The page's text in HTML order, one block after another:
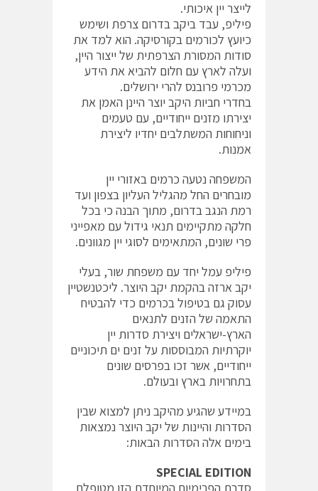
לייצר יין איכותי.
פיליפ, עבד ביקב בדרום צרפת ושימש
כיועץ לכורמים בקורסיקה. הוא למד את
סודות המסורת הצרפתית של ייצור היין,
ועלה לארץ עם חלום להביא את הידע
מכרמי פרובנס להרי ירושלים.
בחדרי חביות היקב יוצר היינן האמן את
יצירתו מזנים ייחודיים, עם טעמים
וניחוחות המשתלבים יחדיו ליצירת
אמנות.
המשפחה נטעה כרמים באזורי יין
מובחרים החל מהגליל העליון בצפון ועד
רמת הנגב בדרום, מתוך הבנה כי בכל
חלקה מתקיימים תנאי גידול עם מאפייני
פרי שונים, המתאימים לסוגי יין מגוונים.
פיליפ עמל יחד עם משפחת שור, בעלי
יקב ארזה בהקמת יקב היוצר. ליכטנשטיין
עסוק גם בטיפול בכרמים כדי להבטיח
התאמה של הזנים לתנאים
הארץ-ישראלים ויצירת סדרות יין
יוקרתיות המבוססות על זנים ים תיכוניים
ייחודיים, אשר זכו בפרסים שונים
בתחרויות בארץ ובעולם.
במיידע שהגיע מהיקב ניתן למצוא שבין
הסדרות והיינות של יקב היוצר נמצאות
בימים אלה הסדרות הבאות:
SPECIAL EDITION
סדרת הפרימיום המיוחדת הזו מטופלת